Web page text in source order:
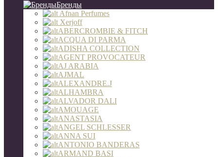
Бренды
Afnan Perfumes
Xerjoff
ABERCROMBIE & FITCH
ACQUA DI PARMA
ADISHA COLLECTION
AGENT PROVOCATEUR
AJ ARABIA
AJMAL
ALEXANDRE.J
ALHAMBRA
ALVADOR DALI
AMOUAGE
ANASTASIA
ANGEL SCHLESSER
ANNA SUI
ANTONIO BANDERAS
ARMAND BASI